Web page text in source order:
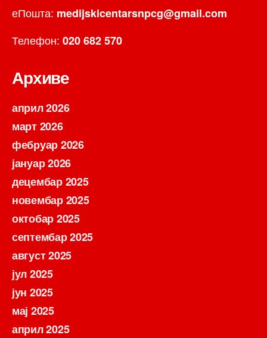
еПошта: medijskicentarsnpcg@gmail.com
Телефон: 020 682 570
Архиве
април 2026
март 2026
фебруар 2026
јануар 2026
децембар 2025
новембар 2025
октобар 2025
септембар 2025
август 2025
јул 2025
јун 2025
мај 2025
април 2025